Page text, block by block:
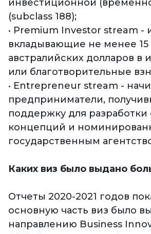
инвестиционной
(subclass 188);
• Premium Investor stream -
вкладывающие не менее 15
австралийских долларов в
или благотворительные
• Entrepreneur stream -
предприниматели,
поддержку для разработки
концепций и
государственным
Каких виз было выдано
Отчеты 2020-2021 годов
основную часть виз было
направлению Business